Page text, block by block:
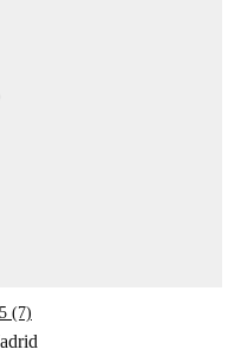
5 (7)